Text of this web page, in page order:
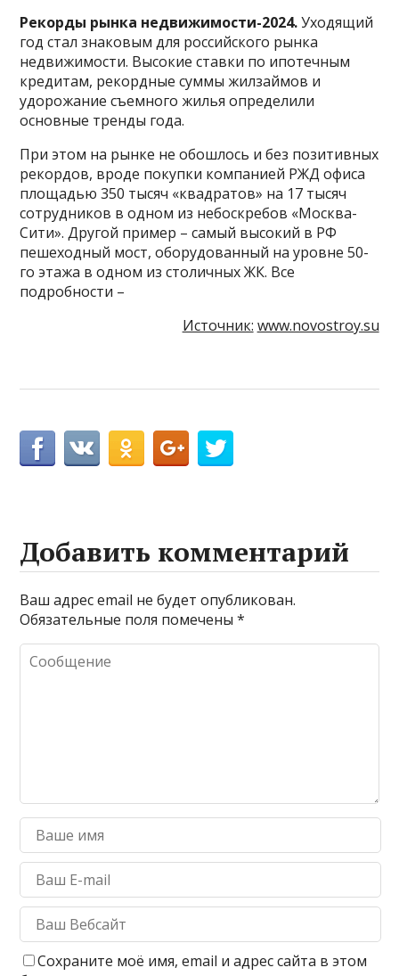
Рекорды рынка недвижимости-2024.Уходящий
год стал знаковым для российского рынка
недвижимости. Высокие ставки по ипотечным
кредитам, рекордные суммы жилзаймов и
удорожание съемного жилья определили
основные тренды года.
При этом на рынке не обошлось и без позитивных
рекордов, вроде покупки компанией РЖД офиса
площадью 350 тысяч «квадратов» на 17 тысяч
сотрудников в одном из небоскребов «Москва-
Сити». Другой пример – самый высокий в РФ
пешеходный мост, оборудованный на уровне 50-
го этажа в одном из столичных ЖК. Все
подробности –
Источник: www.novostroy.su
Добавить комментарий
Ваш адрес email не будет опубликован.
Обязательные поля помечены*
Сохраните моё имя, email и адрес сайта в этом